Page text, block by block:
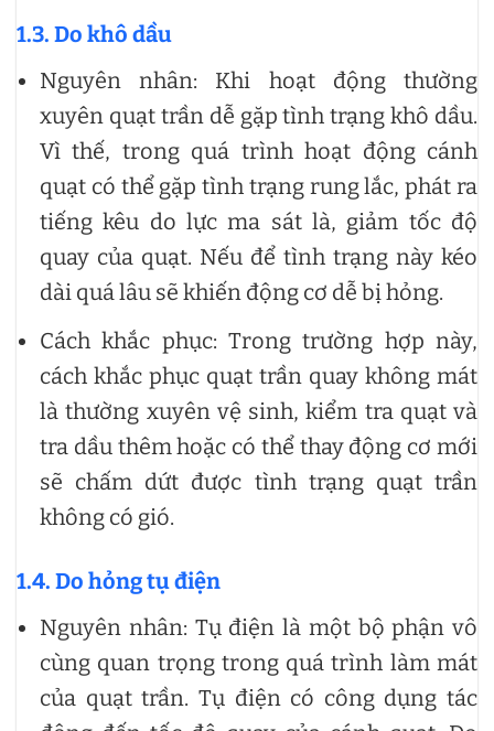
1.3. Do khô dầu
Nguyên nhân: Khi hoạt động thường
xuyên quạt trần dễ gặp tình trạng khô dầu.
Vì thế, trong quá trình hoạt động cánh
quạt có thể gặp tình trạng rung lắc, phát ra
tiếng kêu do lực ma sát là, giảm tốc độ
quay của quạt. Nếu để tình trạng này kéo
dài quá lâu sẽ khiến động cơ dễ bị hỏng.
Cách khắc phục: Trong trường hợp này,
cách khắc phục quạt trần quay không mát
là thường xuyên vệ sinh, kiểm tra quạt và
tra dầu thêm hoặc có thể thay động cơ mới
sẽ chấm dứt được tình trạng quạt trần
không có gió.
1.4. Do hỏng tụ điện
Nguyên nhân: Tụ điện là một bộ phận vô
cùng quan trọng trong quá trình làm mát
của quạt trần. Tụ điện có công dụng tác